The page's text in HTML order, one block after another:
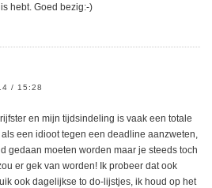
hebt. Goed bezig:-)
/ 15:28
en mijn tijdsindeling is vaak een totale
een idioot tegen een deadline aanzweten,
gedaan moeten worden maar je steeds toch
er gek van worden! Ik probeer dat ook
ook dagelijkse to do-lijstjes, ik houd op het